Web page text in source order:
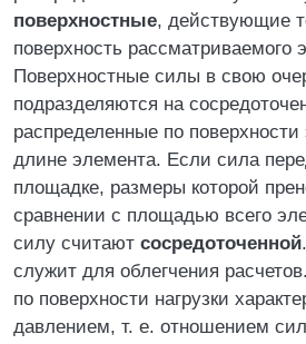
поверхностные, действующие
поверхность рассматриваемого
Поверхностные силы в свою
подразделяются на
распределенные по
длине элемента. Если сила
площадке, размеры которой
сравнении с площадью всего
силу считают сосредоточенной
служит для облегчения расчетов.
по поверхности нагрузки
давлением, т. е. отношением